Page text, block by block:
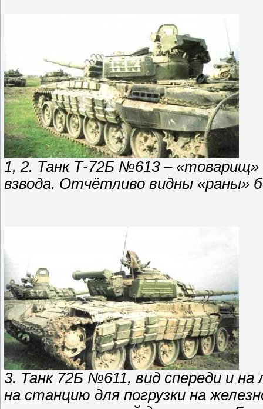
1, 2. Танк Т-72Б №613 –
взвода. Отчётливо видны «раны»
3. Танк 72Б №611, вид спереди и
на станцию для погрузки на